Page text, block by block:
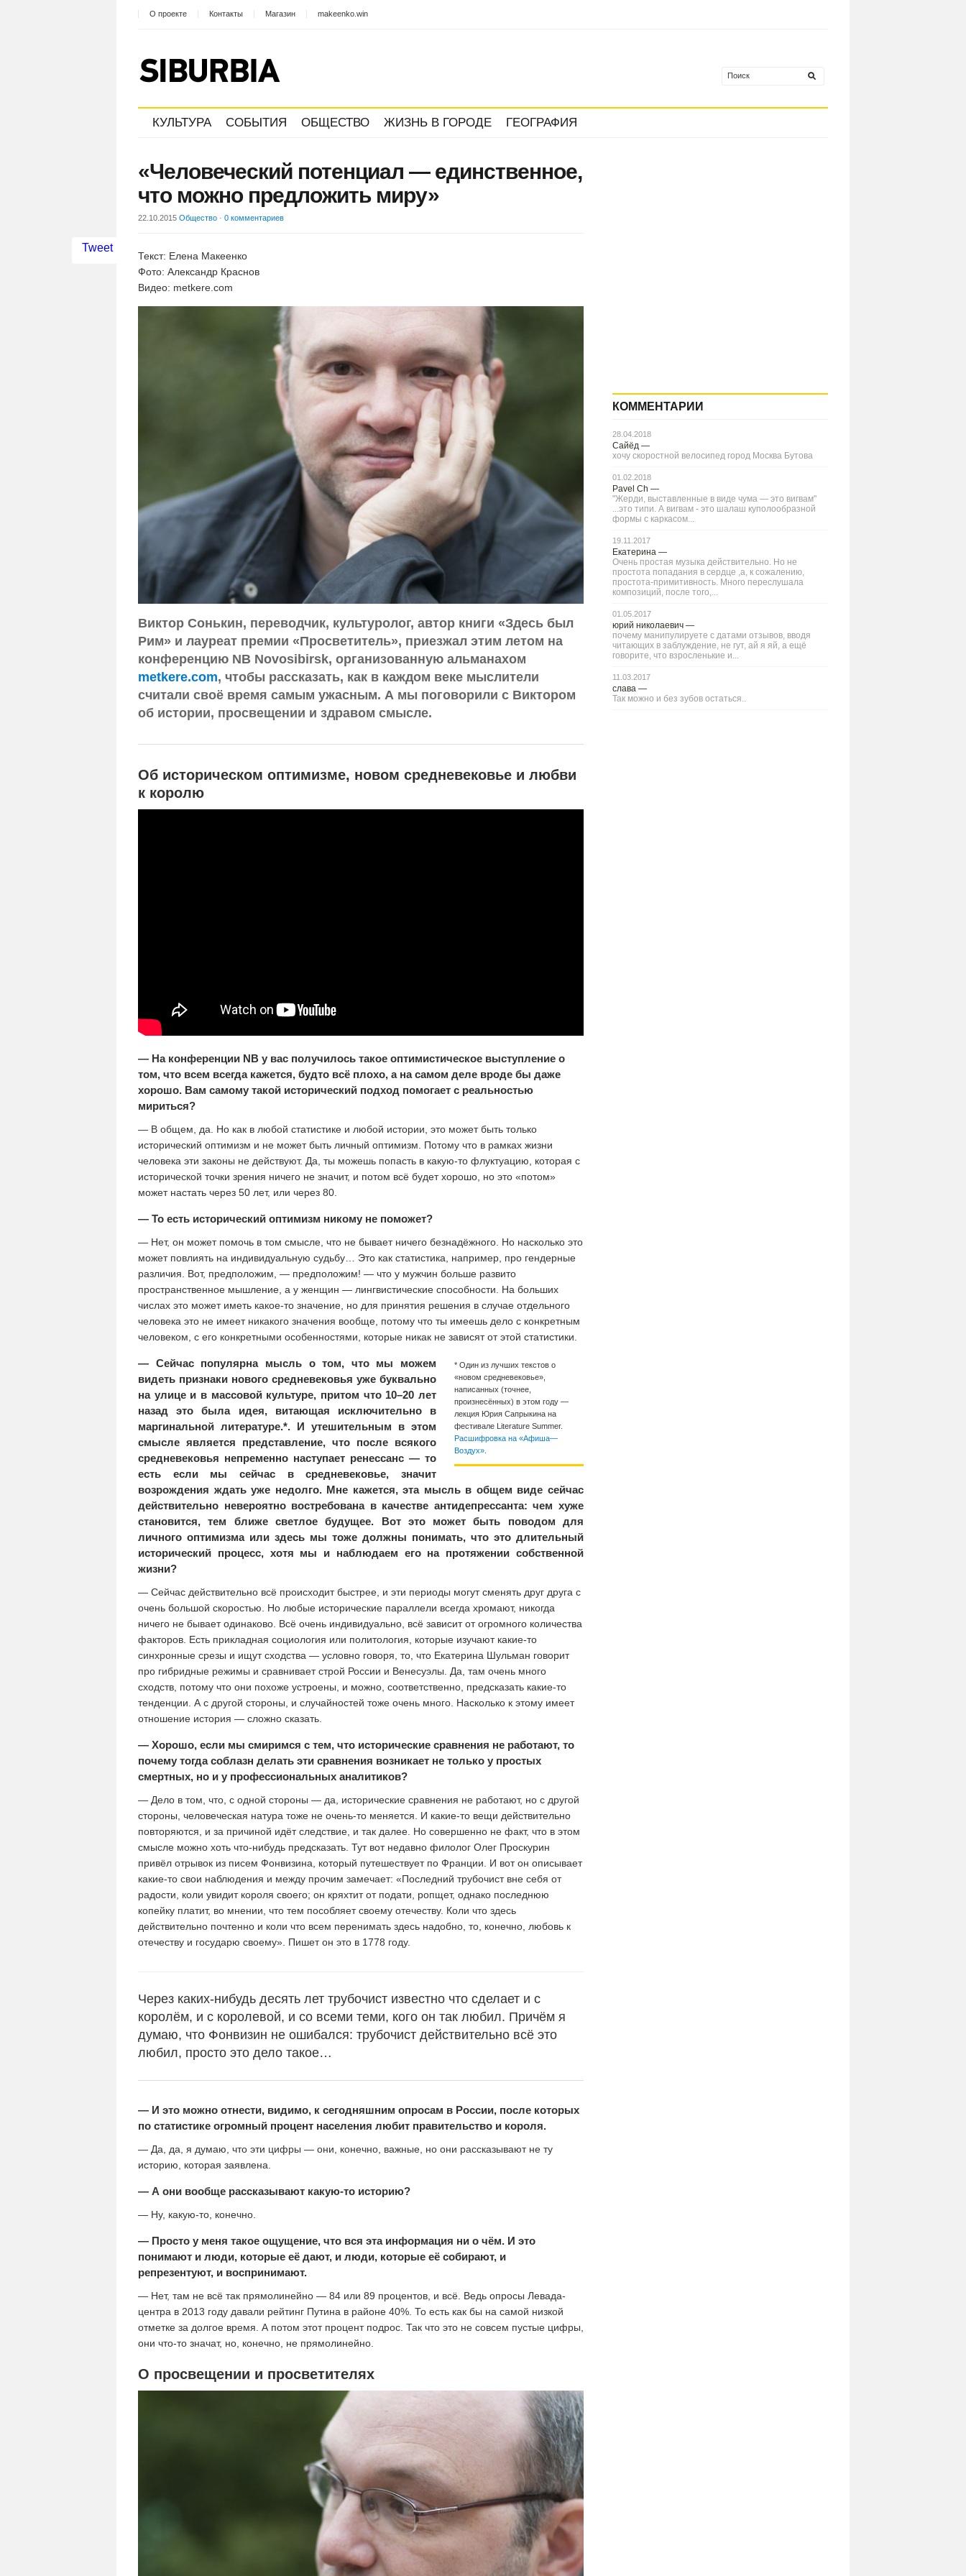
О проекте Контакты Магазин makeenko.win
КУЛЬТУРА СОБЫТИЯ ОБЩЕСТВО ЖИЗНЬ В ГОРОДЕ ГЕОГРАФИЯ
«Человеческий потенциал — единственное,
что можно предложить миру»
22.10.2015 Общество · 0 комментариев
Текст: Елена Макеенко
Фото: Александр Краснов
Видео: metkere.com
Виктор Сонькин, переводчик, культуролог, автор книги «Здесь был
Рим» и лауреат премии «Просветитель», приезжал этим летом на
конференцию NB Novosibirsk, организованную альманахом
metkere.com, чтобы рассказать, как в каждом веке мыслители
считали своё время самым ужасным. А мы поговорили с Виктором
об истории, просвещении и здравом смысле.
Об историческом оптимизме, новом средневековье и любви
к королю
— На конференции NB у вас получилось такое оптимистическое выступление о
том, что всем всегда кажется, будто всё плохо, а на самом деле вроде бы даже
хорошо. Вам самому такой исторический подход помогает с реальностью
мириться?
— В общем, да. Но как в любой статистике и любой истории, это может быть только
исторический оптимизм и не может быть личный оптимизм. Потому что в рамках жизни
человека эти законы не действуют. Да, ты можешь попасть в какую-то флуктуацию, которая с
исторической точки зрения ничего не значит, и потом всё будет хорошо, но это «потом»
может настать через 50 лет, или через 80.
— То есть исторический оптимизм никому не поможет?
— Нет, он может помочь в том смысле, что не бывает ничего безнадёжного. Но насколько это
может повлиять на индивидуальную судьбу… Это как статистика, например, про гендерные
различия. Вот, предположим, — предположим! — что у мужчин больше развито
пространственное мышление, а у женщин — лингвистические способности. На больших
числах это может иметь какое-то значение, но для принятия решения в случае отдельного
человека это не имеет никакого значения вообще, потому что ты имеешь дело с конкретным
человеком, с его конкретными особенностями, которые никак не зависят от этой статистики.
* Один из лучших текстов о
«новом средневековье»,
написанных (точнее,
произнесённых) в этом году —
лекция Юрия Сапрыкина на
фестивале Literature Summer.
Расшифровка на «Афиша—
Воздух»
— Сейчас популярна мысль о том, что мы можем
видеть признаки нового средневековья уже буквально
на улице и в массовой культуре, притом что 10–20 лет
назад это была идея, витающая исключительно в
маргинальной литературе.*. И утешительным в этом
смысле является представление, что после всякого
средневековья непременно наступает ренессанс — то
есть если мы сейчас в средневековье, значит
возрождения ждать уже недолго. Мне кажется, эта мысль в общем виде сейчас
действительно невероятно востребована в качестве антидепрессанта: чем хуже
становится, тем ближе светлое будущее. Вот это может быть поводом для
личного оптимизма или здесь мы тоже должны понимать, что это длительный
исторический процесс, хотя мы и наблюдаем его на протяжении собственной
жизни?
— Сейчас действительно всё происходит быстрее, и эти периоды могут сменять друг друга с
очень большой скоростью. Но любые исторические параллели всегда хромают, никогда
ничего не бывает одинаково. Всё очень индивидуально, всё зависит от огромного количества
факторов. Есть прикладная социология или политология, которые изучают какие-то
синхронные срезы и ищут сходства — условно говоря, то, что Екатерина Шульман говорит
про гибридные режимы и сравнивает строй России и Венесуэлы. Да, там очень много
сходств, потому что они похоже устроены, и можно, соответственно, предсказать какие-то
тенденции. А с другой стороны, и случайностей тоже очень много. Насколько к этому имеет
отношение история — сложно сказать.
— Хорошо, если мы смиримся с тем, что исторические сравнения не работают, то
почему тогда соблазн делать эти сравнения возникает не только у простых
смертных, но и у профессиональных аналитиков?
— Дело в том, что, с одной стороны — да, исторические сравнения не работают, но с другой
стороны, человеческая натура тоже не очень-то меняется. И какие-то вещи действительно
повторяются, и за причиной идёт следствие, и так далее. Но совершенно не факт, что в этом
смысле можно хоть что-нибудь предсказать. Тут вот недавно филолог Олег Проскурин
привёл отрывок из писем Фонвизина, который путешествует по Франции. И вот он описывает
какие-то свои наблюдения и между прочим замечает: «Последний трубочист вне себя от
радости, коли увидит короля своего; он кряхтит от подати, ропщет, однако последнюю
копейку платит, во мнении, что тем пособляет своему отечеству. Коли что здесь
действительно почтенно и коли что всем перенимать здесь надобно, то, конечно, любовь к
отечеству и государю своему». Пишет он это в 1778 году.
Через каких-нибудь десять лет трубочист известно что сделает и с
королём, и с королевой, и со всеми теми, кого он так любил. Причём я
думаю, что Фонвизин не ошибался: трубочист действительно всё это
любил, просто это дело такое…
— И это можно отнести, видимо, к сегодняшним опросам в России, после которых
по статистике огромный процент населения любит правительство и короля.
— Да, да, я думаю, что эти цифры — они, конечно, важные, но они рассказывают не ту
историю, которая заявлена.
— А они вообще рассказывают какую-то историю?
— Ну, какую-то, конечно.
— Просто у меня такое ощущение, что вся эта информация ни о чём. И это
понимают и люди, которые её дают, и люди, которые её собирают, и
репрезентуют, и воспринимают.
— Нет, там не всё так прямолинейно — 84 или 89 процентов, и всё. Ведь опросы Левада-
центра в 2013 году давали рейтинг Путина в районе 40%. То есть как бы на самой низкой
отметке за долгое время. А потом этот процент подрос. Так что это не совсем пустые цифры,
они что-то значат, но, конечно, не прямолинейно.
О просвещении и просветителях
Tweet
КОММЕНТАРИИ
28.04.2018
Сайёд —
хочу скоростной велосипед город Москва Бутова
01.02.2018
Pavel Ch —
"Жерди, выставленные в виде чума — это вигвам"
...это типи. А вигвам - это шалаш куполообразной
формы с каркасом...
19.11.2017
Екатерина —
Очень простая музыка действительно. Но не
простота попадания в сердце ,а, к сожалению,
простота-примитивность. Много переслушала
композиций, после того,...
01.05.2017
юрий николаевич —
почему манипулируете с датами отзывов, вводя
читающих в заблуждение, не гут, ай я яй, а ещё
говорите, что взросленькие и...
11.03.2017
слава —
Так можно и без зубов остаться..